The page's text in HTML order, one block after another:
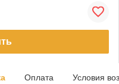
Оплата Условия